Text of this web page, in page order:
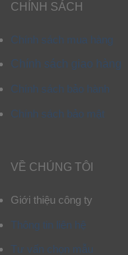
CHÍNH SÁCH
Chính sách mua hàng
Chính sách giao hàng
Chính sách bảo hành
Chính sách bảo mật
VỀ CHÚNG TÔI
Giới thiệu công ty
Thông tin liên hệ
Tư vấn chọn mẫu